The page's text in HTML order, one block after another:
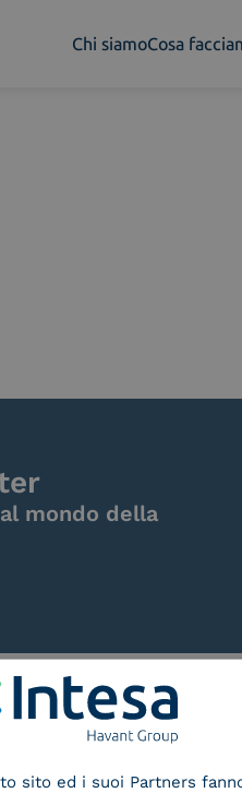
Chi siamoCosa
mondo della
sito ed i suoi Partners